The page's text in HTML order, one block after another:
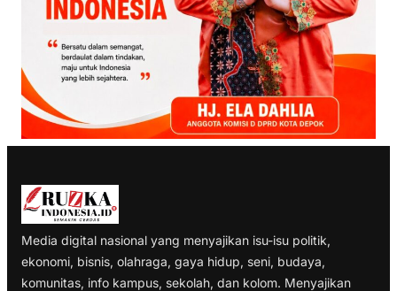
Media digital nasional yang menyajikan isu-isu politik,
ekonomi, bisnis, olahraga, gaya hidup, seni, budaya,
komunitas, info kampus, sekolah, dan kolom. Menyajikan